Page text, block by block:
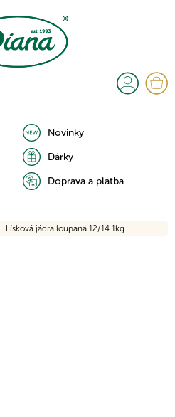
Novinky
Dárky
Doprava a platba
Lísková jádra loupaná 12/14 1kg